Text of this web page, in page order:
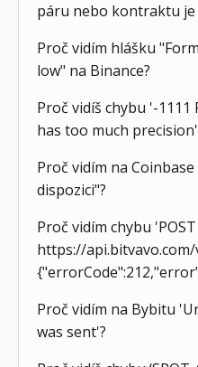
páru nebo kontraktu je
Proč vidím hlášku
low" na Binance?
Proč vidíš chybu '-
has too much
Proč vidím na
dispozici"?
Proč vidím chybu 'POST
https://
Proč vidím na Bybitu
was sent'?